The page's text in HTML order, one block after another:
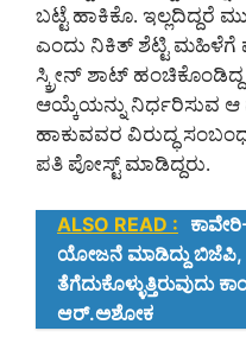
ಬಟ್ಟೆ ಹಾಕಿಕೊ.
ಎಂದು ನಿಕಿತ್ ಶೆಟ್ಟಿ
ಸ್ಕ್ರೀನ್ ಶಾಟ್
ಆಯ್ಕೆಯನ್ನು ನಿರ್ಧರಿಸುವ ಆ
ಹಾಕುವವರ ವಿರುದ್ಧ
ಪತಿ ಪೋಸ್ಟ್ ಮಾಡಿದ್ದರು.
ALSO READ :
ಯೋಜನೆ ಮಾಡಿದ್ದು ಬಿಜೆಪಿ,
ತೆಗೆದುಕೊಳ್ಳುತ್ತಿರುವುದು
ಆರ್‌.ಅಶೋಕ